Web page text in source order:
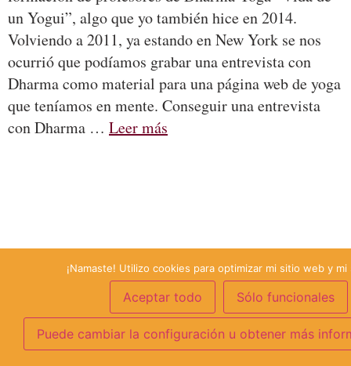
un Yogui”, algo que yo también hice en 2014.
Volviendo a 2011, ya estando en New York se nos
ocurrió que podíamos grabar una entrevista con
Dharma como material para una página web de yoga
que teníamos en mente. Conseguir una entrevista
con Dharma … Leer más
¡Namaste! Utilizo cookies para optimizar mi sitio web y mi
Aceptar todo Sólo funcionales
Puede cambiar la configuración u obtener más